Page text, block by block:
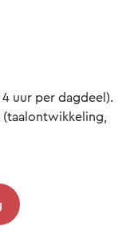
uur per dagdeel).
(taalontwikkeling,